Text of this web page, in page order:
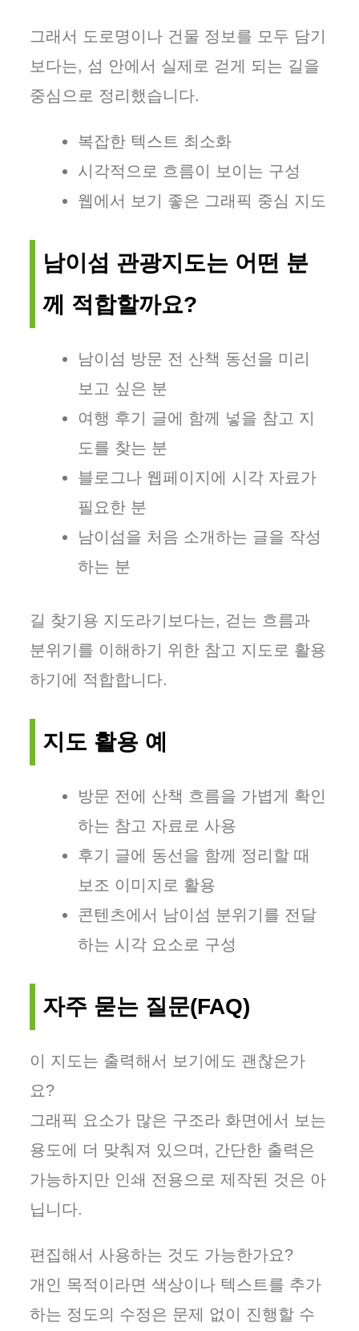
그래서 도로명이나 건물 정보를 모두 담기
보다는, 섬 안에서 실제로 걷게 되는 길을
중심으로 정리했습니다.
복잡한 텍스트 최소화
시각적으로 흐름이 보이는 구성
웹에서 보기 좋은 그래픽 중심 지도
남이섬 관광지도는 어떤 분
께 적합할까요?
남이섬 방문 전 산책 동선을 미리
보고 싶은 분
여행 후기 글에 함께 넣을 참고 지
도를 찾는 분
블로그나 웹페이지에 시각 자료가
필요한 분
남이섬을 처음 소개하는 글을 작성
하는 분
길 찾기용 지도라기보다는, 걷는 흐름과
분위기를 이해하기 위한 참고 지도로 활용
하기에 적합합니다.
지도 활용 예
방문 전에 산책 흐름을 가볍게 확인
하는 참고 자료로 사용
후기 글에 동선을 함께 정리할 때
보조 이미지로 활용
콘텐츠에서 남이섬 분위기를 전달
하는 시각 요소로 구성
자주 묻는 질문(FAQ)
이 지도는 출력해서 보기에도 괜찮은가
요?
그래픽 요소가 많은 구조라 화면에서 보는
용도에 더 맞춰져 있으며, 간단한 출력은
가능하지만 인쇄 전용으로 제작된 것은 아
닙니다.
편집해서 사용하는 것도 가능한가요?
개인 목적이라면 색상이나 텍스트를 추가
하는 정도의 수정은 문제 없이 진행할 수